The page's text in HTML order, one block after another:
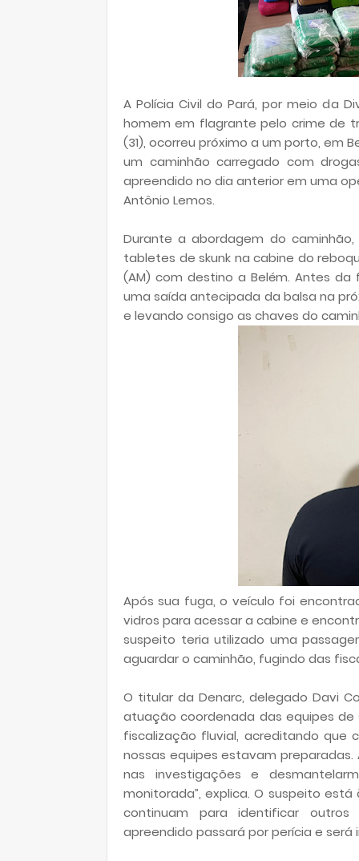
A Polícia Civil do Pará, por meio da
homem em flagrante pelo crime de
(31), ocorreu próximo a um porto, em
um caminhão carregado com
apreendido no dia anterior em uma
Antônio Lemos.
Durante a abordagem do
tabletes de skunk na cabine do
(AM) com destino a Belém. Antes
uma saída antecipada da balsa na
e levando consigo as chaves do
Após sua fuga, o veículo foi
vidros para acessar a cabine e
suspeito teria utilizado uma
aguardar o caminhão, fugindo das
O titular da Denarc, delegado Davi
atuação coordenada das equipes
fiscalização fluvial, acreditando que
nossas equipes estavam
nas investigações e
monitorada”, explica. O suspeito
continuam para identificar
apreendido passará por perícia e será